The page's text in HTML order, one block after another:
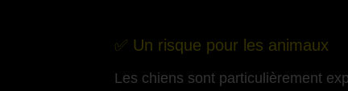
✅ Un risque pour les animaux
Les chiens sont particulièrement